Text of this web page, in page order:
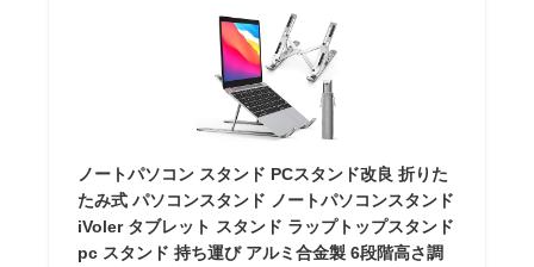
ノートパソコン スタンド PCスタンド改良 折りた
たみ式 パソコンスタンド ノートパソコンスタンド
iVoler タブレット スタンド ラップトップスタンド
pc スタンド 持ち運び アルミ合金製 6段階高さ調